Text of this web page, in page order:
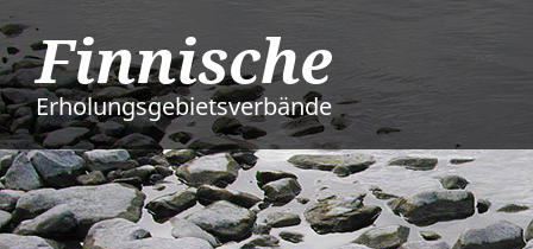
Finnische
Erholungsgebietsverbände